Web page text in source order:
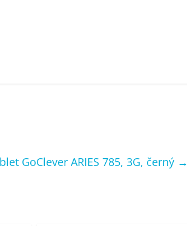
GoClever ARIES 785, 3G, černý →